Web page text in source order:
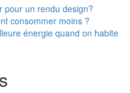
pour un rendu design?
consommer moins ?
énergie quand on habite